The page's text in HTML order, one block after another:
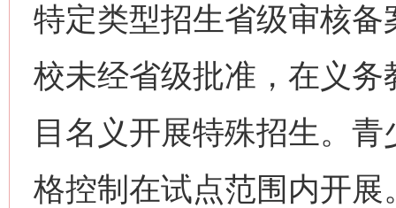
特定类型招生省级审核
校未经省级批准，在义
目名义开展特殊招生。
格控制在试点范围内开